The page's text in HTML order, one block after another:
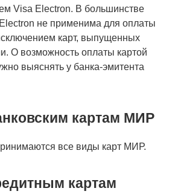
Visa Electron. В большинстве
не применима для оплаты
карт, выпущенных
О возможность оплаты картой
выяснять у банка-эмитента
картам МИР
все виды карт МИР.
картам